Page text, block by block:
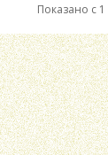
Показано с 1